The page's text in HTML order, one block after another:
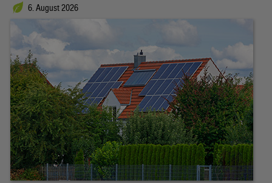
6. August 2026